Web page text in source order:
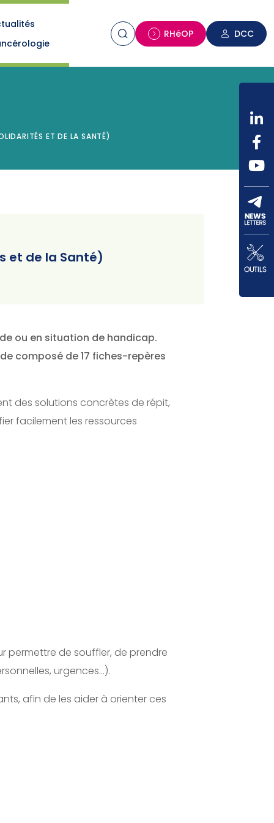
RHéOP DCC
ET DE LA SANTÉ)
et de la Santé)
ou en situation de handicap.
composé de 17 fiches-repères
des solutions concrètes de répit,
facilement les ressources
permettre de souffler, de prendre
urgences…).
afin de les aider à orienter ces